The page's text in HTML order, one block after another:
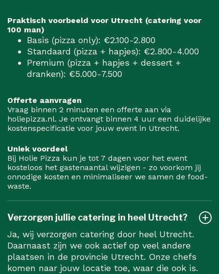
Praktisch voorbeeld voor Utrecht (catering voor
100 man)
Basis (pizza only): €2.100-2.800
Standaard (pizza + hapjes): €2.800-4.000
Premium (pizza + hapjes + dessert +
dranken): €5.000-7.500
Offerte aanvragen
Vraag binnen 2 minuten een offerte aan via
holiepizza.nl. Je ontvangt binnen 4 uur een duidelijke
kostenspecificatie voor jouw event in Utrecht.
Uniek voordeel
Bij Holie Pizza kun je tot 7 dagen voor het event
kosteloos het gastenaantal wijzigen - zo voorkom jij
onnodige kosten en minimaliseer we samen de food-
waste.
Verzorgen jullie catering in heel Utrecht?
Ja, wij verzorgen catering door heel Utrecht.
Daarnaast zijn we ook actief op veel andere
plaatsen in de provincie Utrecht. Onze chefs
komen naar jouw locatie toe, waar die ook is.